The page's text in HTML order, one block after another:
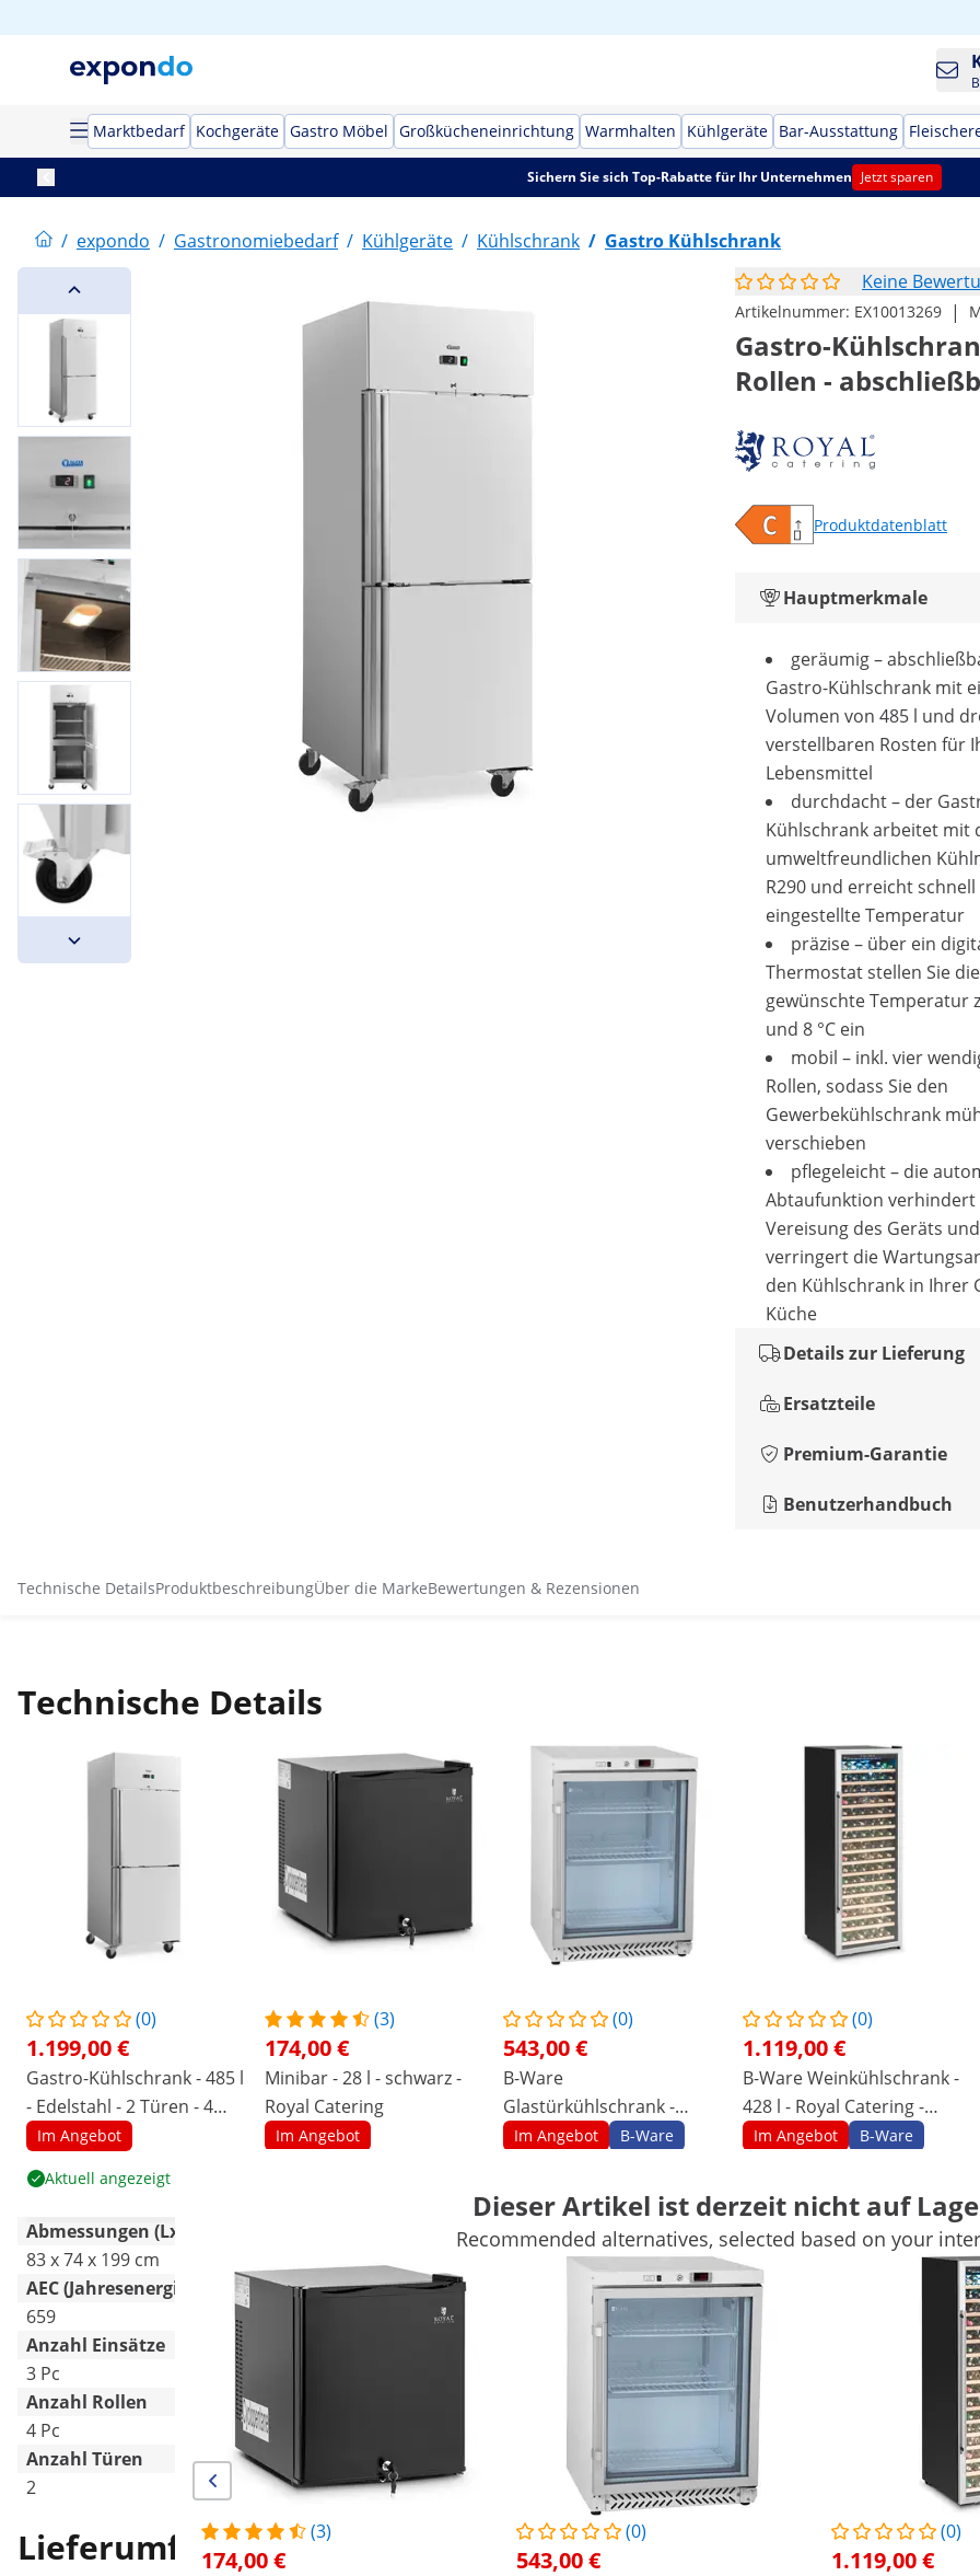
Marktbedarf Kochgeräte Gastro Möbel Großkücheneinrichtung Warmhalten Kühlgeräte Bar-Ausstattung
Sichern Sie sich Top-Rabatte für Ihr Unternehmen Jetzt sparen
/ expondo / Gastronomiebedarf / Kühlgeräte / Kühlschrank / Gastro Kühlschrank
Keine
Artikelnummer: EX10013269 |
Gastro-
Rollen -
Produktdatenblatt
Hauptmerkmale
geräumig –
Gastro-Kühlschrank mit
Volumen von 485 l und
verstellbaren Rosten für
Lebensmittel
durchdacht – der
Kühlschrank arbeitet mit
umweltfreundlichen
R290 und erreicht schnell
eingestellte Temperatur
präzise – über ein
Thermostat stellen Sie die
gewünschte Temperatur
und 8 °C ein
mobil – inkl. vier
Rollen, sodass Sie den
Gewerbekühlschrank
verschieben
pflegeleicht – die
Abtaufunktion verhindert
Vereisung des Geräts und
verringert die
den Kühlschrank in Ihrer
Küche
Details zur Lieferung
Ersatzteile
Premium-Garantie
Benutzerhandbuch
Technische DetailsProduktbeschreibungÜber die MarkeBewertungen & Rezensionen
Technische Details
(0)
1.199,00 €
Gastro-Kühlschrank - 485 l
- Edelstahl - 2 Türen - 4
Rollen - abschließbar -
Im Angebot
Aktuell angezeigt
(3)
174,00 €
Minibar - 28 l - schwarz -
Royal Catering
Im Angebot
(0)
543,00 €
B-Ware
Glastürkühlschrank -
Flaschenkühlschrank - 170
Im Angebot B-Ware
(0)
1.119,00 €
B-Ware Weinkühlschrank -
428 l - Royal Catering -
pulverbeschichteter Stahl
Im Angebot B-Ware
Abmessungen (LxBxH)
83 x 74 x 199 cm
38 x 46 x 44.5 cm 69 x 60 x 87 cm 59.5 x 68 x 174 cm
AEC (Jahresenergieverbrauch) [kWh]
659
200
Anzahl Einsätze
3 Pc
16 Pc
Anzahl Rollen
4 Pc
-
Anzahl Türen
2
- -
Weitere Merkmale vergleichen
Lieferumfang
Dieser Artikel ist derzeit nicht auf
Recommended alternatives, selected based on your
(3)
174,00 €
(0)
543,00 €
(0)
1.119,00 €